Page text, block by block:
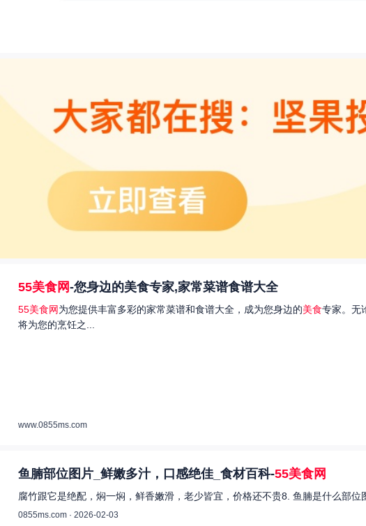
55美食网-您身边的美食专家,家常菜谱食谱大全
55美食网为您提供丰富多彩的家常菜谱和食谱大全，成为您身边的美食专家。无
将为您的烹饪之...
www.0855ms.com
鱼腩部位图片_鲜嫩多汁，口感绝佳_食材百科-55美食网
腐竹跟它是绝配，焖一焖，鲜香嫩滑，老少皆宜，价格还不贵8. 鱼腩是什么部
0855ms.com · 2026-02-03